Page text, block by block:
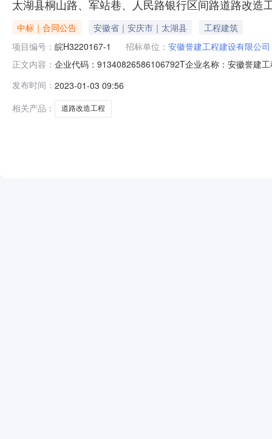
太湖县桐山路、军站巷、人民路银行区间路道路改造
中标｜合同公告 安徽省｜安庆市｜太湖县
工程建筑
项目编号： 皖H3220167-1 招标单位： 安徽誉建工程建设有限公司
正文内容： 企业代码：91340826586106792T企业名称：安徽誉建
额(元)：5844176.59合同工期(天)：132工期(天)：132
发布时间： 2023-01-03 09:56
相关产品：
道路改造工程